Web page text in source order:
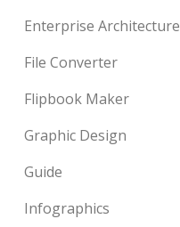
Enterprise Architecture
File Converter
Flipbook Maker
Graphic Design
Guide
Infographics